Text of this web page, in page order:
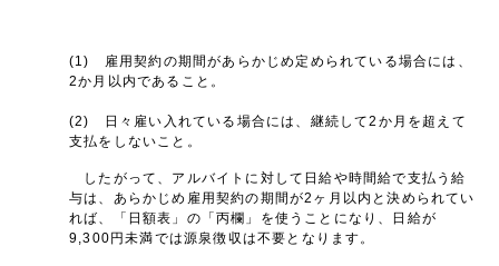
(1) 雇用契約の期間があらかじめ定められている場合には、
2か月以内であること。
(2) 日々雇い入れている場合には、継続して2か月を超えて
支払をしないこと。
したがって、アルバイトに対して日給や時間給で支払う給
与は、あらかじめ雇用契約の期間が2ヶ月以内と決められてい
れば、「日額表」の「丙欄」を使うことになり、日給が
9,300円未満では源泉徴収は不要となります。